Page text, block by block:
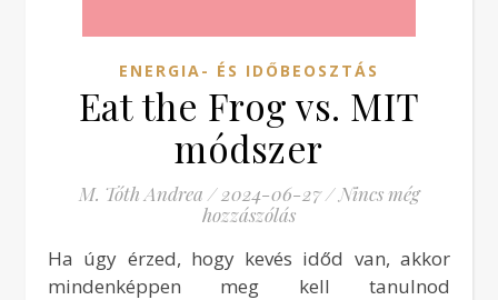
ENERGIA- ÉS IDŐBEOSZTÁS
Eat the Frog vs. MIT
módszer
M. Tóth Andrea / 2024-06-27 / Nincs még
hozzászólás
Ha úgy érzed, hogy kevés időd van, akkor
mindenképpen meg kell tanulnod